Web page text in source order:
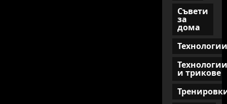
Съвети
за
дома
Технологии
Технологии
и трикове